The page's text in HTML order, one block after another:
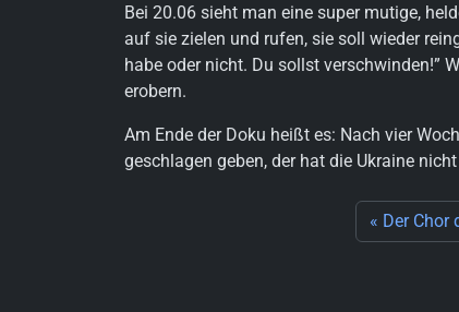
Bei 20.06 sieht man eine super mutige,
auf sie zielen und rufen, sie soll wieder
habe oder nicht. Du sollst verschwinden!”
erobern.
Am Ende der Doku heißt es: Nach vier
geschlagen geben, der hat die Ukraine
Der Chor